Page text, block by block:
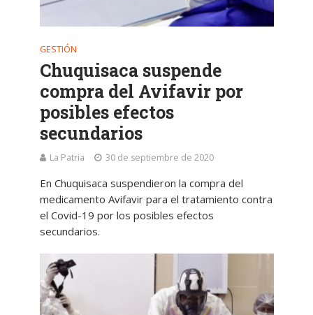
GESTIÓN
Chuquisaca suspende
compra del Avifavir por
posibles efectos
secundarios
La Patria 30 de septiembre de 2020
En Chuquisaca suspendieron la compra del
medicamento Avifavir para el tratamiento contra
el Covid-19 por los posibles efectos
secundarios.